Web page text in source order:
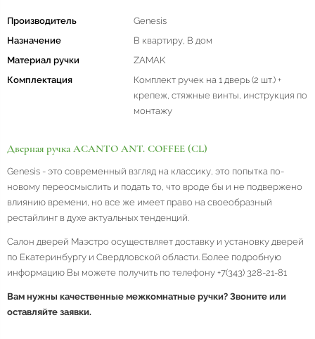
Производитель
Genesis
Назначение
В квартиру, В дом
Материал ручки
ZAMAK
Комплектация
Комплект ручек на 1 дверь (2 шт.) +
крепеж, стяжные винты, инструкция по
монтажу
Дверная ручка ACANTO ANT. COFFEE (CL)
Genesis - это современный взгляд на классику, это попытка по-
новому переосмыслить и подать то, что вроде бы и не подвержено
влиянию времени, но все же имеет право на своеобразный
рестайлинг в духе актуальных тенденций.
Салон дверей Маэстро осуществляет доставку и установку дверей
по Екатеринбургу и Свердловской области. Более подробную
информацию Вы можете получить по телефону +7(343) 328-21-81
Вам нужны качественные межкомнатные ручки? Звоните или
оставляйте заявки.